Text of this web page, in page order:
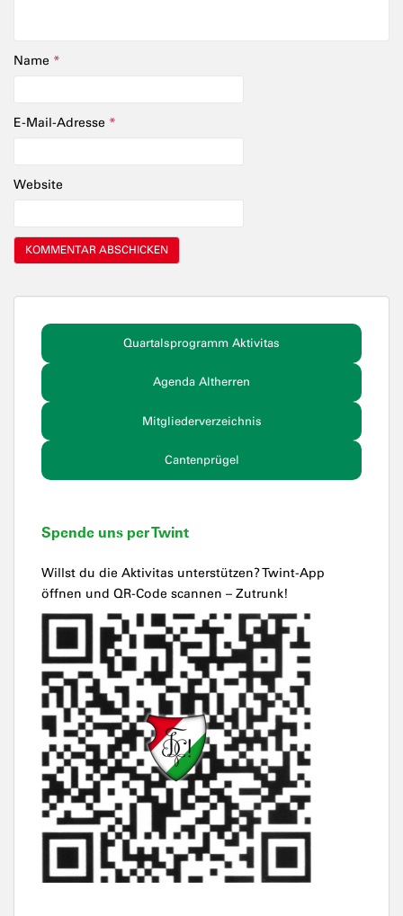
Name *
E-Mail-Adresse *
Website
Quartalsprogramm Aktivitas
Agenda Altherren
Mitgliederverzeichnis
Cantenprügel
Spende uns per Twint
Willst du die Aktivitas unterstützen? Twint-App
öffnen und QR-Code scannen – Zutrunk!